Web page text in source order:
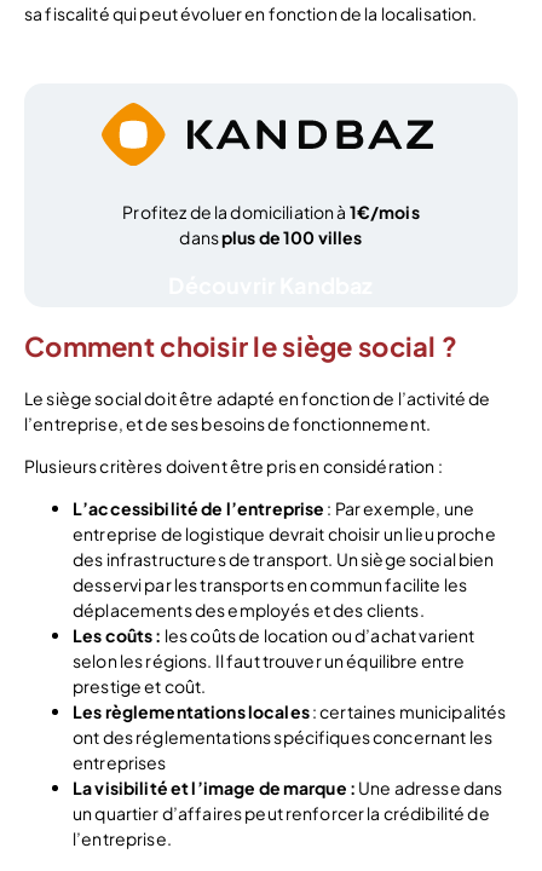
sa fiscalité qui peut évoluer en fonction de la localisation.
Profitez de la domiciliation à 1€/mois
dansplus de 100 villes
Comment choisir le siège social ?
Le siège social doit être adapté en fonction de l’activité de
l’entreprise, et de ses besoins de fonctionnement.
Plusieurs critères doivent être pris en considération :
L’accessibilité de l’entreprise : Par exemple, une
entreprise de logistique devrait choisir un lieu proche
des infrastructures de transport. Un siège social bien
desservi par les transports en commun facilite les
déplacements des employés et des clients.
Les coûts : les coûts de location ou d’achat varient
selon les régions. Il faut trouver un équilibre entre
prestige et coût.
Les règlementations locales: certaines municipalités
ont des réglementations spécifiques concernant les
entreprises
La visibilité et l’image de marque : Une adresse dans
un quartier d’affaires peut renforcer la crédibilité de
l’entreprise.